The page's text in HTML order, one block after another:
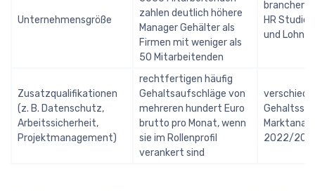
Unternehmensgröße
zahlen deutlich höhere
Manager Gehälter als
Firmen mit weniger als
50 Mitarbeitenden
HR
und
Zusatzqualifikationen
(z. B. Datenschutz,
Arbeitssicherheit,
Projektmanagement)
rechtfertigen häufig
Gehaltsaufschläge von
mehreren hundert Euro
brutto pro Monat, wenn
sie im Rollenprofil
verankert sind
2022/